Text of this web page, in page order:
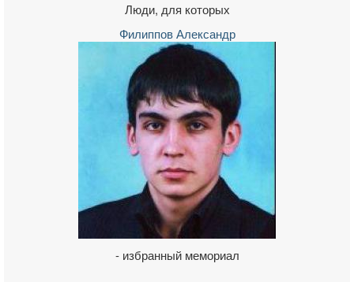
Люди, для которых
Филиппов Александр
- избранный мемориал